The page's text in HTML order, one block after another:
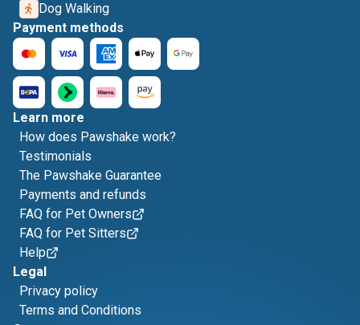
Dog Walking
Payment methods
Learn more
How does Pawshake work?
Testimonials
The Pawshake Guarantee
Payments and refunds
FAQ for Pet Owners
FAQ for Pet Sitters
Help
Legal
Privacy policy
Terms and Conditions